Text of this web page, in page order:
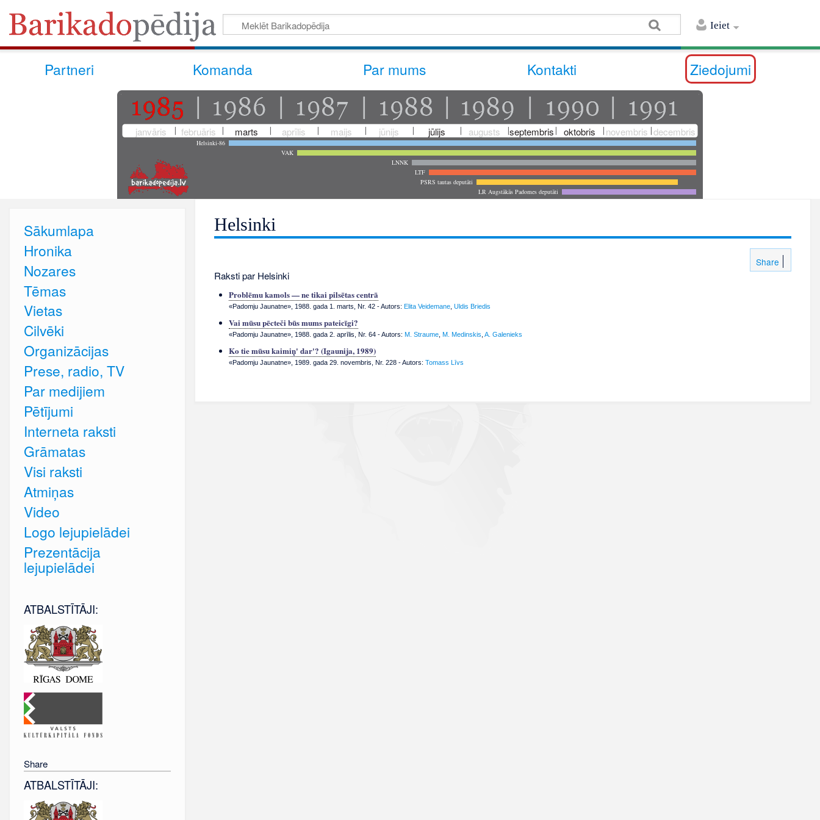
Ieiet
Partneri Komanda Par mums Kontakti Ziedojumi
janvāris februāris marts aprīlis maijs jūnijs jūlijs augusts septembris oktobris novembris decembris
Helsinki-86
VAK
LNNK
LTF
PSRS tautas deputāti
LR Augstākās Padomes deputāti
Helsinki
Share
Raksti par Helsinki
Problēmu kamols — ne tikai pilsētas centrā
«Padomju Jaunatne», 1988. gada 1. marts, Nr. 42- Autors: Elita Veidemane, Uldis Briedis
Vai mūsu pēcteči būs mums pateicīgi?
«Padomju Jaunatne», 1988. gada 2. aprīlis, Nr. 64- Autors: M. Straume, M. Medinskis, A. Galenieks
Ko tie mūsu kaimiņ' dar'? (Igaunija, 1989)
«Padomju Jaunatne», 1989. gada 29. novembris, Nr. 228- Autors: Tomass Līvs
Sākumlapa
Hronika
Nozares
Tēmas
Vietas
Cilvēki
Organizācijas
Prese, radio, TV
Par medijiem
Pētījumi
Interneta raksti
Grāmatas
Visi raksti
Atmiņas
Video
Logo lejupielādei
Prezentācija
lejupielādei
ATBALSTĪTĀJI:
Share
ATBALSTĪTĀJI: